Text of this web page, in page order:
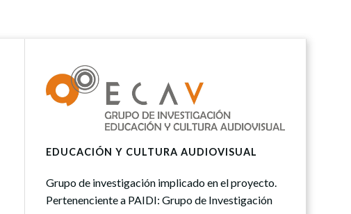
EDUCACIÓN Y CULTURA AUDIOVISUAL
Grupo de investigación implicado en el proyecto.
Pertenenciente a PAIDI: Grupo de Investigación